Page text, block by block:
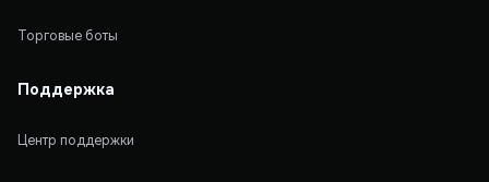
Торговые боты
Поддержка
Центр поддержки